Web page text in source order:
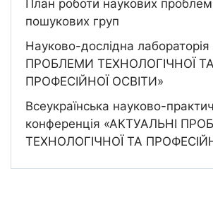
План роботи наукових
пошукових груп
Науково-дослідна
ПРОБЛЕМИ ТЕХНОЛОГІЧНОЇ ТА
ПРОФЕСІЙНОЇ ОСВІТИ»
Всеукраїнська науково-
конференція «АКТУАЛЬНІ
ТЕХНОЛОГІЧНОЇ ТА